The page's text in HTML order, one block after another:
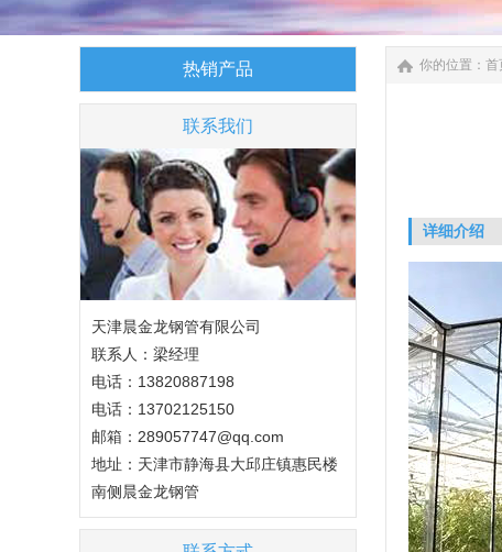
热销产品
联系我们
天津晨金龙钢管有限公司
联系人：梁经理
电话：13820887198
电话：13702125150
邮箱：289057747@qq.com
地址：天津市静海县大邱庄镇惠民楼
南侧晨金龙钢管
你的位置： 首
详细介绍